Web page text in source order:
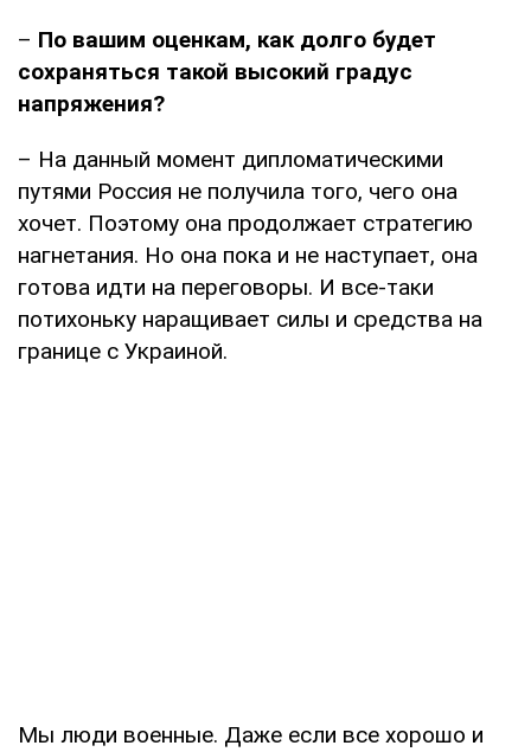
– По вашим оценкам, как долго будет
сохраняться такой высокий градус
напряжения?
– На данный момент дипломатическими
путями Россия не получила того, чего она
хочет. Поэтому она продолжает стратегию
нагнетания. Но она пока и не наступает, она
готова идти на переговоры. И все-таки
потихоньку наращивает силы и средства на
границе с Украиной.
Мы люди военные. Даже если все хорошо и